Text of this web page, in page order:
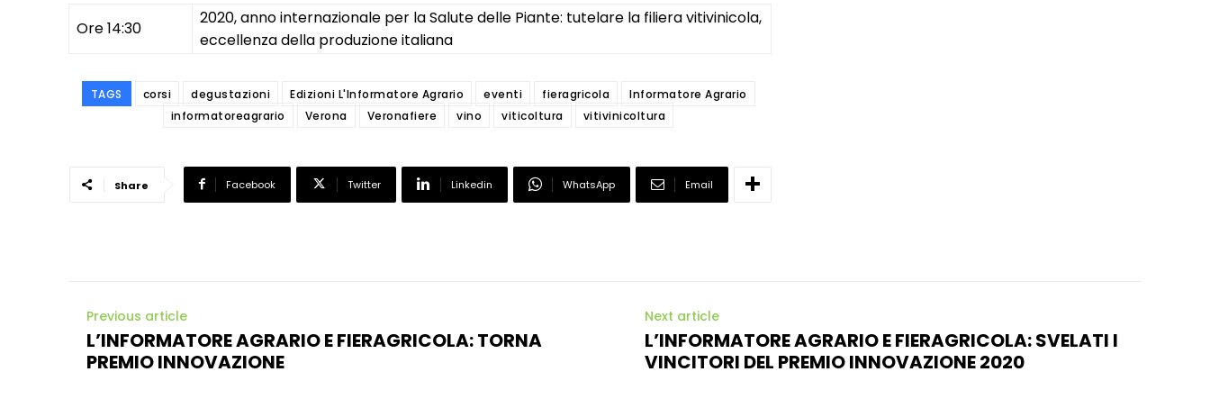
Ore 14:30
2020, anno internazionale per la Salute delle Piante: tutelare la filiera vitivinicola,
eccellenza della produzione italiana
TAGS corsi degustazioni Edizioni L'Informatore Agrario eventi fieragricola
Informatore Agrario
informatoreagrario
Verona Veronafiere vino viticoltura vitivinicoltura
Share Facebook Twitter Linkedin WhatsApp Email
Previous article
L’INFORMATORE AGRARIO E FIERAGRICOLA: TORNA
PREMIO INNOVAZIONE
Next article
L’INFORMATORE AGRARIO E FIERAGRICOLA: SVELATI I
VINCITORI DEL PREMIO INNOVAZIONE 2020